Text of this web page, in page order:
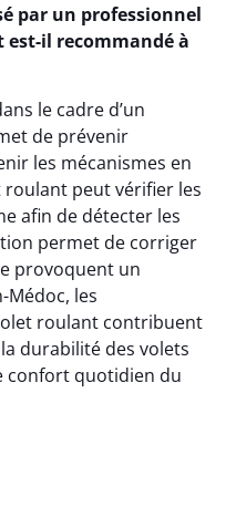
par un professionnel
il recommandé à
le cadre d’un
de prévenir
les mécanismes en
peut vérifier les
afin de détecter les
permet de corriger
provoquent un
Médoc, les
roulant contribuent
durabilité des volets
confort quotidien du